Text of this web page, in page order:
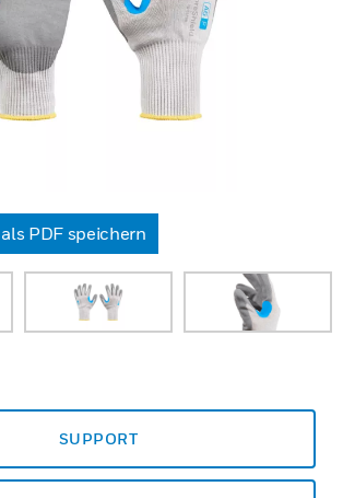
PDF speichern
SUPPORT